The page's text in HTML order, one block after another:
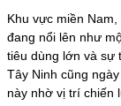
Khu vực miền
đang nổi lên như
tiêu dùng lớn và sự
Tây Ninh cũng
này nhờ vị trí chiến